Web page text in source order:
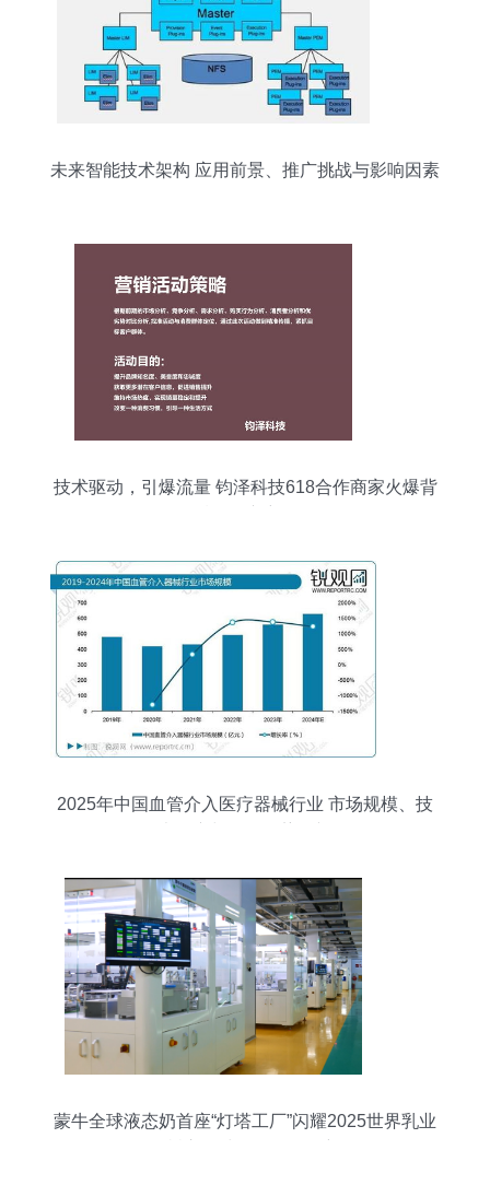
未来智能技术架构 应用前景、推广挑战与影响因素
技术驱动，引爆流量 钧泽科技618合作商家火爆背
2025年中国血管介入医疗器械行业 市场规模、技
蒙牛全球液态奶首座“灯塔工厂”闪耀2025世界乳业